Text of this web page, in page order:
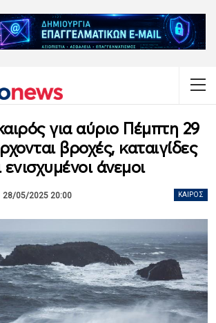
για αύριο Πέμπτη 29
βροχές, καταιγίδες
ενισχυμένοι άνεμοι
ΚΑΙΡΌΣ
28/05/2025 20:00